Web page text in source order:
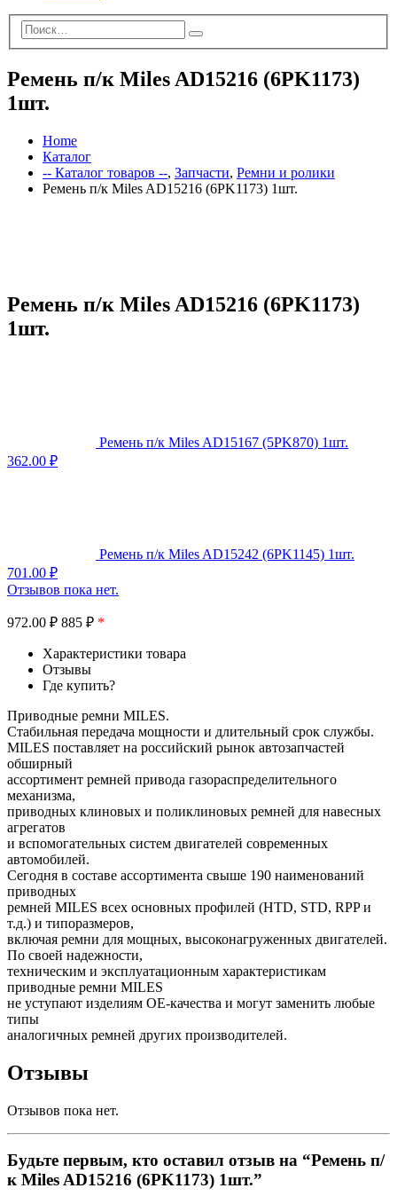
Ремень п/к Miles AD15216 (6PK1173)
1шт.
Home
Каталог
-- Каталог товаров --, Запчасти, Ремни и ролики
Ремень п/к Miles AD15216 (6PK1173) 1шт.
Ремень п/к Miles AD15216 (6PK1173)
1шт.
Ремень п/к Miles AD15167 (5PK870) 1шт.
362.00 ₽
Ремень п/к Miles AD15242 (6PK1145) 1шт.
701.00 ₽
Отзывов пока нет.
972.00 ₽ 885 ₽ *
Характеристики товара
Отзывы
Где купить?
Приводные ремни MILES.
Стабильная передача мощности и длительный срок службы.
MILES поставляет на российский рынок автозапчастей
обширный
ассортимент ремней привода газораспределительного
механизма,
приводных клиновых и поликлиновых ремней для навесных
агрегатов
и вспомогательных систем двигателей современных
автомобилей.
Сегодня в составе ассортимента свыше 190 наименований
приводных
ремней MILES всех основных профилей (HTD, STD, RPP и
т.д.) и типоразмеров,
включая ремни для мощных, высоконагруженных двигателей.
По своей надежности,
техническим и эксплуатационным характеристикам
приводные ремни MILES
не уступают изделиям OE-качества и могут заменить любые
типы
аналогичных ремней других производителей.
Отзывы
Отзывов пока нет.
Будьте первым, кто оставил отзыв на “Ремень п/
к Miles AD15216 (6PK1173) 1шт.”